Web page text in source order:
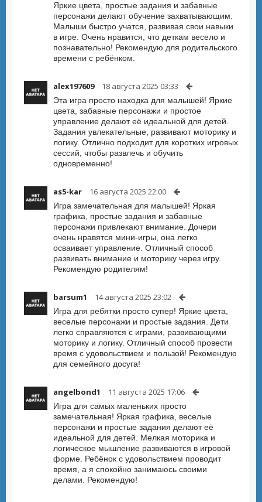
Яркие цвета, простые задания и забавные
персонажи делают обучение захватывающим.
Малыши быстро учатся, развивая свои навыки
в игре. Очень нравится, что деткам весело и
познавательно! Рекомендую для родительского
времени с ребёнком.
alex197609 18 августа 2025 03:33
Эта игра просто находка для малышей! Яркие
цвета, забавные персонажи и простое
управление делают её идеальной для детей.
Задания увлекательные, развивают моторику и
логику. Отлично подходит для коротких игровых
сессий, чтобы развлечь и обучить
одновременно!
as5-kar 16 августа 2025 22:00
Игра замечательная для малышей! Яркая
графика, простые задания и забавные
персонажи привлекают внимание. Дочери
очень нравятся мини-игры, она легко
осваивает управление. Отличный способ
развивать внимание и моторику через игру.
Рекомендую родителям!
barsum1 14 августа 2025 23:02
Игра для ребятки просто супер! Яркие цвета,
веселые персонажи и простые задания. Дети
легко справляются с играми, развивающими
моторику и логику. Отличный способ провести
время с удовольствием и пользой! Рекомендую
для семейного досуга!
angelbond1 11 августа 2025 17:06
Игра для самых маленьких просто
замечательная! Яркая графика, веселые
персонажи и простые задания делают её
идеальной для детей. Мелкая моторика и
логическое мышление развиваются в игровой
форме. Ребёнок с удовольствием проводит
время, а я спокойно занимаюсь своими
делами. Рекомендую!